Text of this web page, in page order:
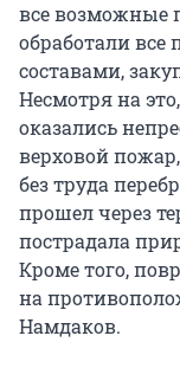
все возможные
обработали
составами,
Несмотря на
оказались
верховой
без труда
прошел через
пострадала
Кроме того,
на
Намдаков.